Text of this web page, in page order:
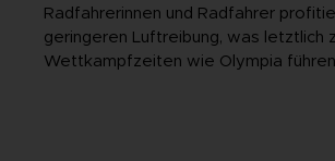
Radfahrerinnen und Radfahrer
geringeren Luftreibung, was letztlich
Wettkampfzeiten wie Olympia führen